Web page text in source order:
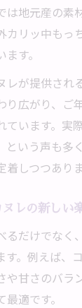
のカヌレで
のカヌレを堪
ヌレの新発
外せない津
が選ぶ津島
のカヌレ選び
見津島市の人
うカヌレの
は地元産の素
カリッ中もっ
す。
レが提供され
り広がり、ご
ています。実
という声も多
しつつありま
レの新しい
るだけでなく
す。例えば、
や甘さのバラ
適です。